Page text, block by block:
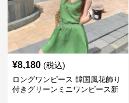
¥8,180 (税込)
ロングワンピース 韓国風花飾り
付きグリーンミニワンピース新